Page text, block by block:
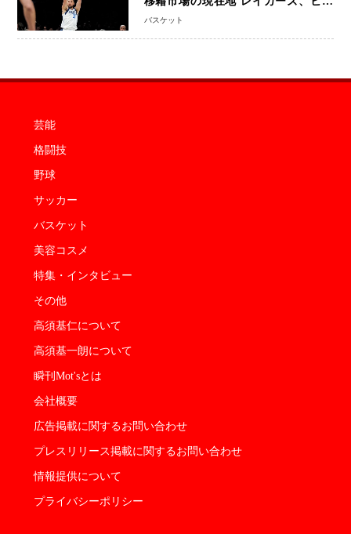
トが注目する36歳の名シューターをマ
バスケット
芸能
格闘技
野球
サッカー
バスケット
美容コスメ
特集・インタビュー
その他
高須基仁について
高須基一朗について
瞬刊Mot'sとは
会社概要
広告掲載に関するお問い合わせ
プレスリリース掲載に関するお問い合わせ
情報提供について
プライバシーポリシー